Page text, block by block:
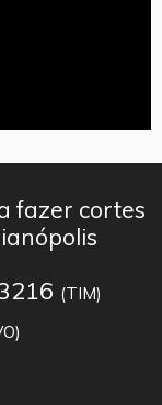
fazer cortes
(TIM)